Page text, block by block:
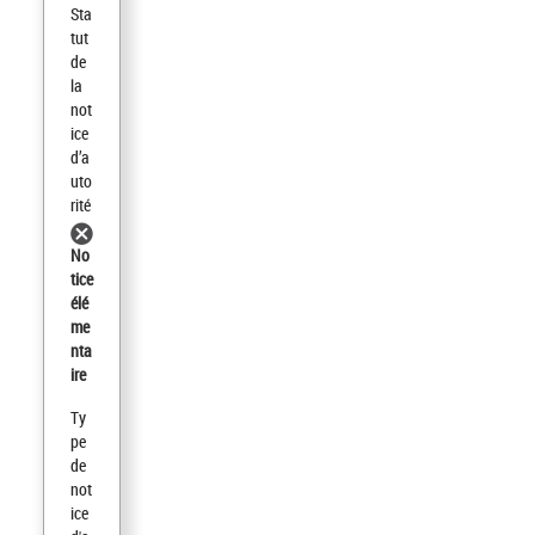
Sta
tut
de
la
not
ice
d’a
uto
rité
No
tice
élé
me
nta
ire
Ty
pe
de
not
ice